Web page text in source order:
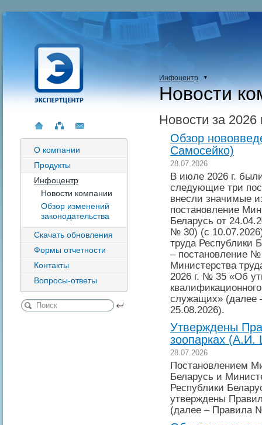
О компании
Продукты
Инфоцентр
Новости компании
Обзор изменений
законодательства
Скачать обновления
Формы отчетности
Контакты
Вопросы-ответы
Инфоцентр
Новости
Новости за 2026
Обзор
Самосейко)
28.07.2026
В июле 2026 г.
следующие три
внесли значимые
постановление
Беларусь от
№ 30) (с
труда Республики
– постановление №
Министерства
2026 г. № 35 «Об
служащих» (далее
25.08.2026).
Утверждены
зоопарках (А.И.
28.07.2026
Постановлением
Беларусь и
Республики
утверждены
(далее – Правила